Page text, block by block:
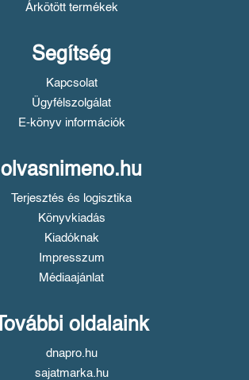
Árkötött termékek
Segítség
Kapcsolat
Ügyfélszolgálat
E-könyv információk
olvasnimeno.hu
Terjesztés és logisztika
Könyvkiadás
Kiadóknak
Impresszum
Médiaajánlat
További oldalaink
dnapro.hu
sajatmarka.hu